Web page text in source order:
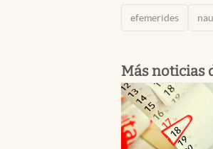
efemerides
Más noticias